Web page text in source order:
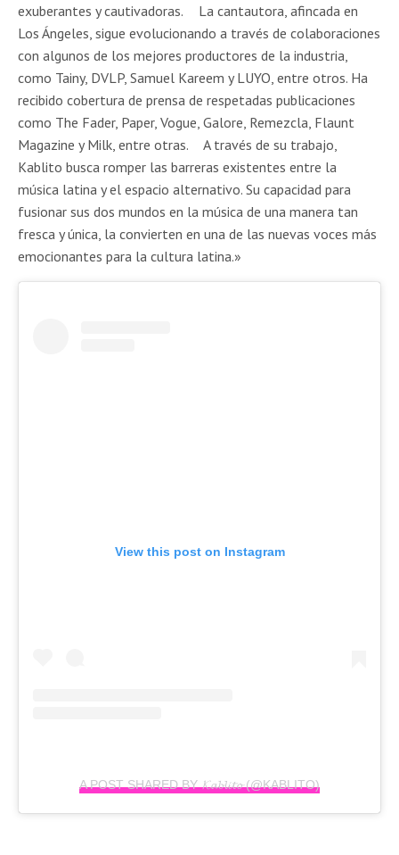
exuberantes y cautivadoras. La cantautora, afincada en
Los Ángeles, sigue evolucionando a través de colaboraciones
con algunos de los mejores productores de la industria,
como Tainy, DVLP, Samuel Kareem y LUYO, entre otros. Ha
recibido cobertura de prensa de respetadas publicaciones
como The Fader, Paper, Vogue, Galore, Remezcla, Flaunt
Magazine y Milk, entre otras. A través de su trabajo,
Kablito busca romper las barreras existentes entre la
música latina y el espacio alternativo. Su capacidad para
fusionar sus dos mundos en la música de una manera tan
fresca y única, la convierten en una de las nuevas voces más
emocionantes para la cultura latina.»
View this post on Instagram
A POST SHARED BY 𝓚𝓪𝓫𝓵𝓲𝓽𝓸 (@KABLITO)